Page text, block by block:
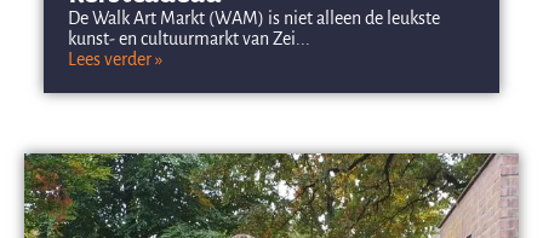
De Walk Art Markt (WAM) is niet alleen de leukste
kunst- en cultuurmarkt van Zei...
Lees verder »